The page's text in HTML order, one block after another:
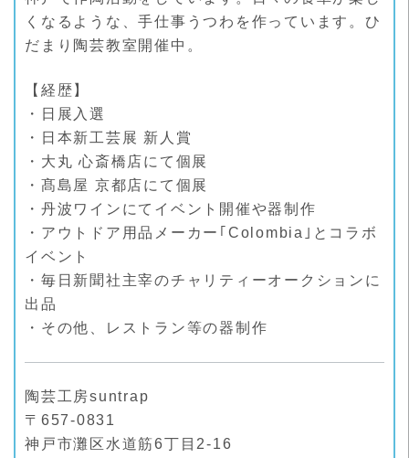
くなるような、手仕事うつわを作っています。ひ
だまり陶芸教室開催中。
【経歴】
・日展入選
・日本新工芸展 新人賞
・大丸 心斎橋店にて個展
・髙島屋 京都店にて個展
・丹波ワインにてイベント開催や器制作
・アウトドア用品メーカー｢Colombia｣とコラボ
イベント
・毎日新聞社主宰のチャリティーオークションに
出品
・その他、レストラン等の器制作
陶芸工房suntrap
〒657-0831
神戸市灘区水道筋6丁目2-16